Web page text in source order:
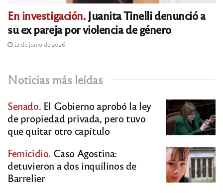
En investigación.Juanita Tinelli denunció a
su ex pareja por violencia de género
12 de junio de 2026
Noticias más leídas
Senado. El Gobierno aprobó la ley
de propiedad privada, pero tuvo
que quitar otro capítulo
Femicidio. Caso Agostina:
detuvieron a dos inquilinos de
Barrelier